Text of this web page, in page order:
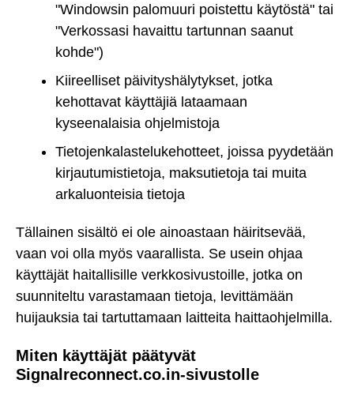
"Windowsin palomuuri poistettu käytöstä" tai
"Verkossasi havaittu tartunnan saanut
kohde")
Kiireelliset päivityshälytykset, jotka
kehottavat käyttäjiä lataamaan
kyseenalaisia ohjelmistoja
Tietojenkalastelukehotteet, joissa pyydetään
kirjautumistietoja, maksutietoja tai muita
arkaluonteisia tietoja
Tällainen sisältö ei ole ainoastaan häiritsevää,
vaan voi olla myös vaarallista. Se usein ohjaa
käyttäjät haitallisille verkkosivustoille, jotka on
suunniteltu varastamaan tietoja, levittämään
huijauksia tai tartuttamaan laitteita haittaohjelmilla.
Miten käyttäjät päätyvät
Signalreconnect.co.in-sivustolle